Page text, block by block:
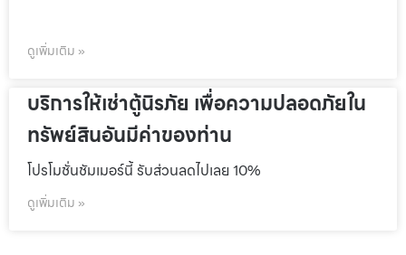
ดูเพิ่มเติม »
บริการให้เช่าตู้นิรภัย เพื่อความปลอดภัยใน
ทรัพย์สินอันมีค่าของท่าน
โปรโมชั่นชัมเมอร์นี้ รับส่วนลดไปเลย 10%
ดูเพิ่มเติม »